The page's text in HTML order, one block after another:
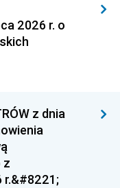
2026 r. o
z dnia
z
r.&#8221;